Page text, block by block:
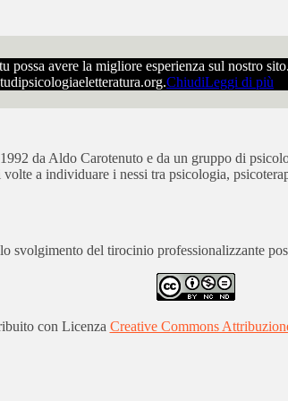
avere la migliore esperienza sul nostro
ChiudiLeggi di più
da Aldo Carotenuto e da un gruppo di
a individuare i nessi tra psicologia,
del tirocinio professionalizzante
con Licenza Creative Commons